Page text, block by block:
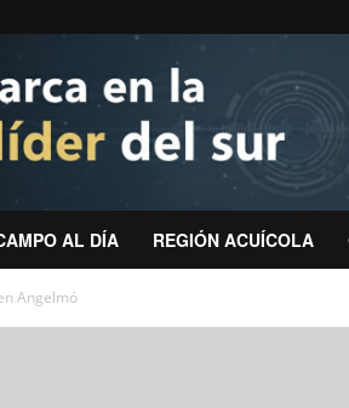
AL DÍA REGIÓN ACUÍCOLA
Angelmó